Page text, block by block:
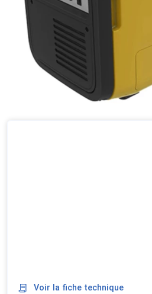
Voir la fiche technique